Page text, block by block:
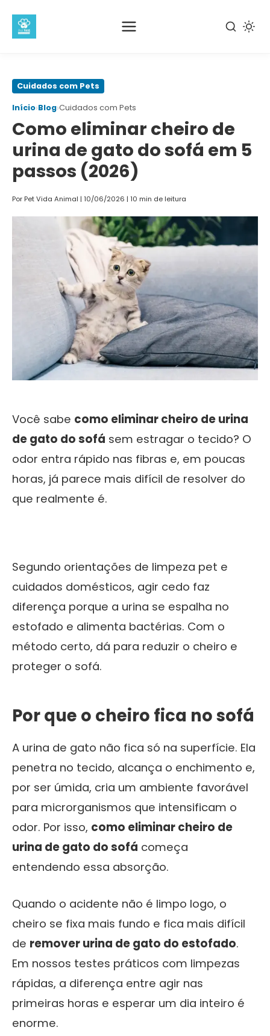
Pular
conteúdo
principal
Cuidados com Pets
Início›Blog›Cuidados com Pets
Como eliminar cheiro de
urina de gato do sofá em 5
passos (2026)
Por Pet Vida Animal | 10/06/2026 | 10 min de leitura
Você sabe como eliminar cheiro de urina
de gato do sofá sem estragar o tecido? O
odor entra rápido nas fibras e, em poucas
horas, já parece mais difícil de resolver do
que realmente é.
Segundo orientações de limpeza pet e
cuidados domésticos, agir cedo faz
diferença porque a urina se espalha no
estofado e alimenta bactérias. Com o
método certo, dá para reduzir o cheiro e
proteger o sofá.
Por que o cheiro fica no sofá
A urina de gato não fica só na superfície. Ela
penetra no tecido, alcança o enchimento e,
por ser úmida, cria um ambiente favorável
para microrganismos que intensificam o
odor. Por isso, como eliminar cheiro de
urina de gato do sofá começa
entendendo essa absorção.
Quando o acidente não é limpo logo, o
cheiro se fixa mais fundo e fica mais difícil
de remover urina de gato do estofado.
Em nossos testes práticos com limpezas
rápidas, a diferença entre agir nas
primeiras horas e esperar um dia inteiro é
enorme.